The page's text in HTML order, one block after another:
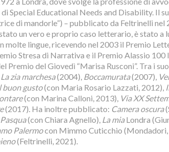
Special Educational Needs and Disability. Il
di mandorle”) – pubblicato da Feltrinelli
un vero e proprio caso letterario, è stato a
molte lingue, ricevendo nel 2003 il Premio
Stresa di Narrativa e il Premio Alassio 100
Premio del Giovedì “Marisa Rusconi”. Tra i
La zia marchesa(2004), Boccamurata(2007),
buon gusto(con Maria Rosario Lazzati, 2012),
(con Marina Calloni, 2013), Via XX
(2017). Ha inoltre pubblicato: Camera oscura
(con Chiara Agnello), La miaLondra
Palermocon Mimmo Cuticchio (Mondadori,
(Feltrinelli, 2021).